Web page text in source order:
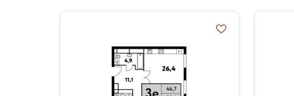
Закрытый благоустроенный двор без машин
2х уровневый подземный паркинг